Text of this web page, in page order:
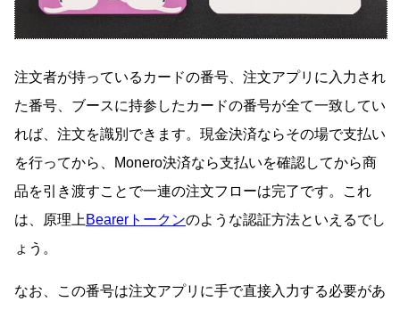
注文者が持っているカードの番号、注文アプリに入力され
た番号、ブースに持参したカードの番号が全て一致してい
れば、注文を識別できます。現金決済ならその場で支払い
を行ってから、Monero決済なら支払いを確認してから商
品を引き渡すことで一連の注文フローは完了です。これ
は、原理上 Bearerトークンのような認証方法といえるでし
ょう。
なお、この番号は注文アプリに手で直接入力する必要があ